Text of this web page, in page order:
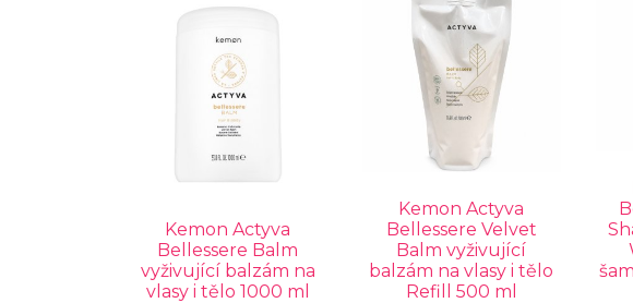
Kemon Actyva
Bellessere Balm
vyživující balzám na
vlasy i tělo 1000 ml
Kemon Actyva
Bellessere Velvet
Balm vyživující
balzám na vlasy i tělo
Refill 500 ml